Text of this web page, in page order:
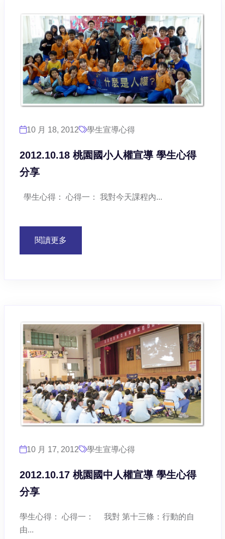
10 月 18, 2012 學生宣導心得
2012.10.18 桃園國小人權宣導 學生心得
分享
學生心得： 心得一： 我對今天課程內...
閱讀更多
10 月 17, 2012 學生宣導心得
2012.10.17 桃園國中人權宣導 學生心得
分享
學生心得： 心得一： 我對 第十三條：行動的自
由...